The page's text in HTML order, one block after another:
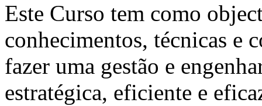
Este Curso tem como
conhecimentos, técnicas e
fazer uma gestão e
estratégica, eficiente e